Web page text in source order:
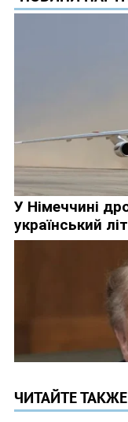
ЧИТАЙТЕ ТАКЖЕ